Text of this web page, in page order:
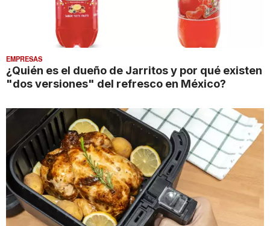
EMPRESAS
¿Quién es el dueño de Jarritos y por qué existen
"dos versiones" del refresco en México?